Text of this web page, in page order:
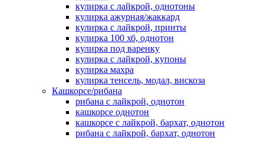
кулирка с лайкрой, однотоны
кулирка ажурная/жаккард
кулирка с лайкрой, принты
кулирка 100 хб, однотон
кулирка под варенку
кулирка с лайкрой, купоны
кулирка махра
кулирка тенсель, модал, вискоза
Кашкорсе/рибана
рибана с лайкрой, однотон
кашкорсе однотон
кашкорсе с лайкрой, бархат, однотон
рибана с лайкрой, бархат, однотон